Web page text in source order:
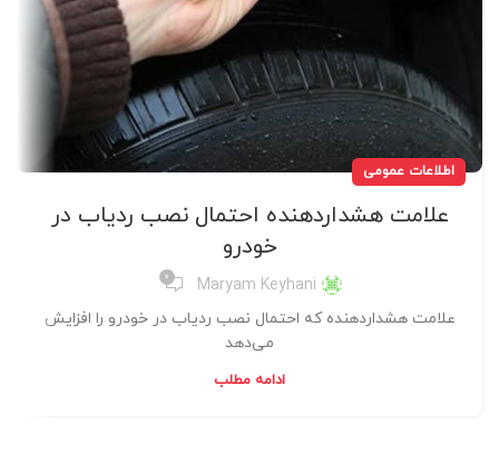
اطلاعات عمومی
علامت هشداردهنده احتمال نصب ردیاب در
خودرو
Maryam Keyhani
0
علامت هشداردهنده که احتمال نصب ردیاب در خودرو را افزایش
می‌دهد
ادامه مطلب